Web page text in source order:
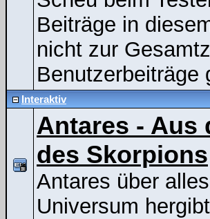
Beiträge in
nicht zur
Benutzerbeiträge
Interaktiv
Antares - Aus
des Skorpions
Antares über
Universum hergibt